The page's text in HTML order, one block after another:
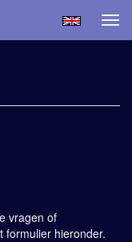
vragen of
formulier hieronder.